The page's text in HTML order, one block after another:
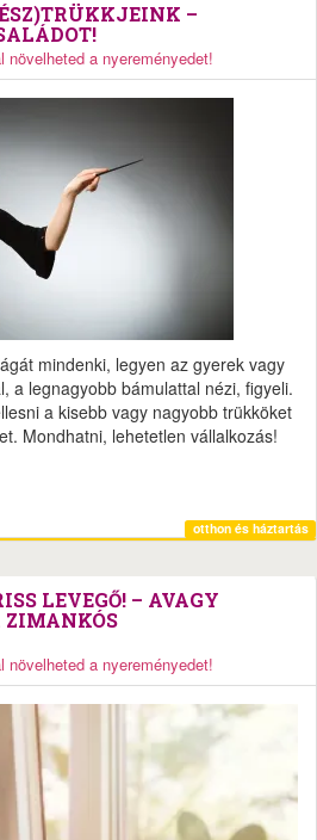
–
a nyereményedet!
mindenki, legyen az gyerek vagy
a legnagyobb bámulattal nézi, figyeli.
a kisebb vagy nagyobb trükköket
Mondhatni, lehetetlen vállalkozás!
otthon és háztartás
LEVEGŐ! – AVAGY
ZIMANKÓS
a nyereményedet!